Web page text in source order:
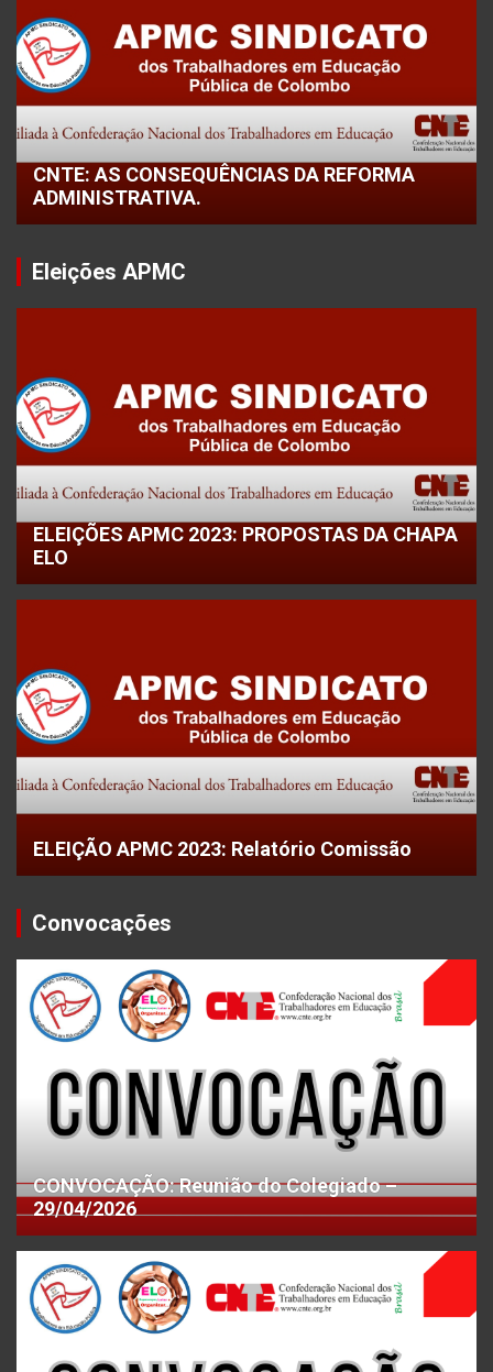
CNTE: AS CONSEQUÊNCIAS DA REFORMA
ADMINISTRATIVA.
Eleições APMC
ELEIÇÕES APMC 2023: PROPOSTAS DA CHAPA
ELO
ELEIÇÃO APMC 2023: Relatório Comissão
Convocações
CONVOCAÇÃO: Reunião do Colegiado –
29/04/2026